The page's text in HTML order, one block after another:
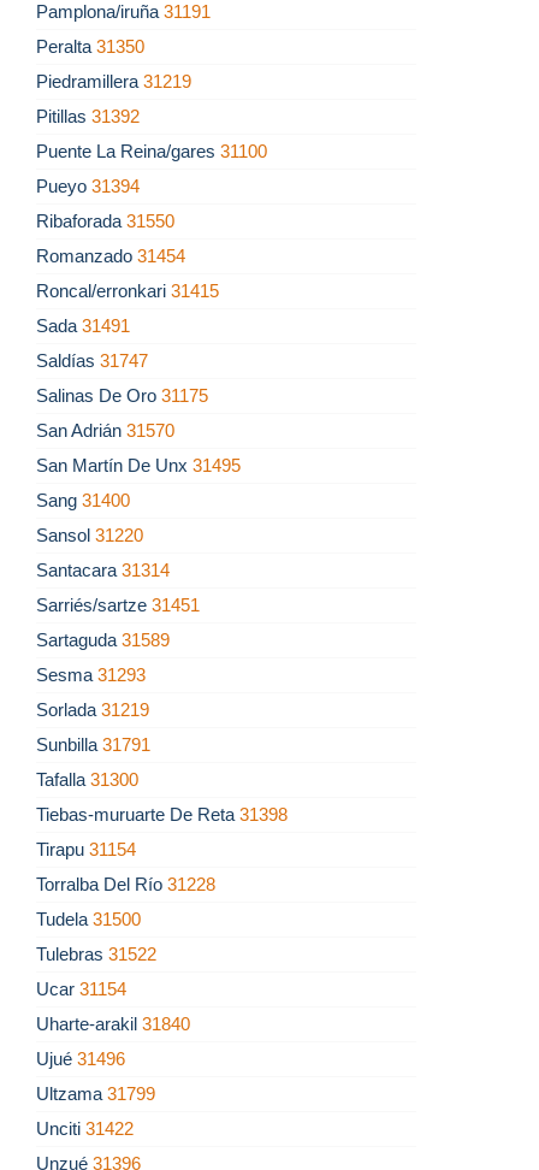
Pamplona/iruña 31191
Peralta 31350
Piedramillera 31219
Pitillas 31392
Puente La Reina/gares 31100
Pueyo 31394
Ribaforada 31550
Romanzado 31454
Roncal/erronkari 31415
Sada 31491
Saldías 31747
Salinas De Oro 31175
San Adrián 31570
San Martín De Unx 31495
Sang 31400
Sansol 31220
Santacara 31314
Sarriés/sartze 31451
Sartaguda 31589
Sesma 31293
Sorlada 31219
Sunbilla 31791
Tafalla 31300
Tiebas-muruarte De Reta 31398
Tirapu 31154
Torralba Del Río 31228
Tudela 31500
Tulebras 31522
Ucar 31154
Uharte-arakil 31840
Ujué 31496
Ultzama 31799
Unciti 31422
Unzué 31396